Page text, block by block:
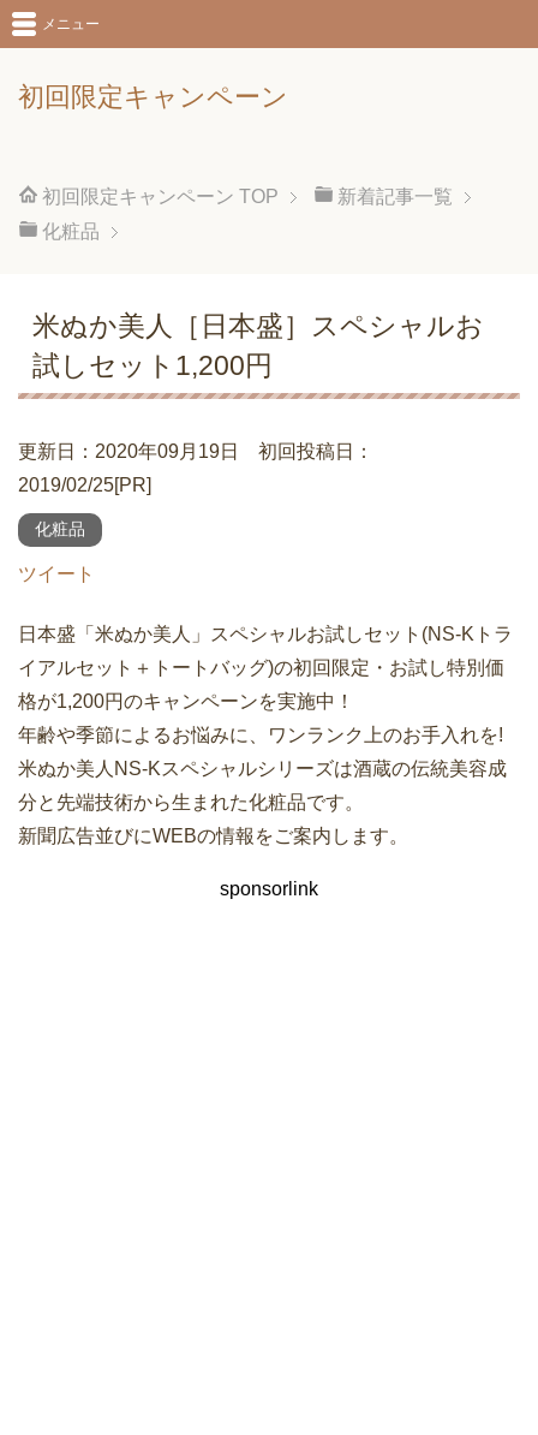
初回限定キャンペーン
メニュー
初回限定キャンペーン TOP
新着記事一覧
化粧品
米ぬか美人［日本盛］スペシャルお
試しセット1,200円
更新日：2020年09月19日 初回投稿日：
2019/02/25[PR]
化粧品
ツイート
日本盛「米ぬか美人」スペシャルお試しセット(NS-Kトラ
イアルセット＋トートバッグ)の初回限定・お試し特別価
格が1,200円のキャンペーンを実施中！
年齢や季節によるお悩みに、ワンランク上のお手入れを!
米ぬか美人NS-Kスペシャルシリーズは酒蔵の伝統美容成
分と先端技術から生まれた化粧品です。
新聞広告並びにWEBの情報をご案内します。
sponsorlink